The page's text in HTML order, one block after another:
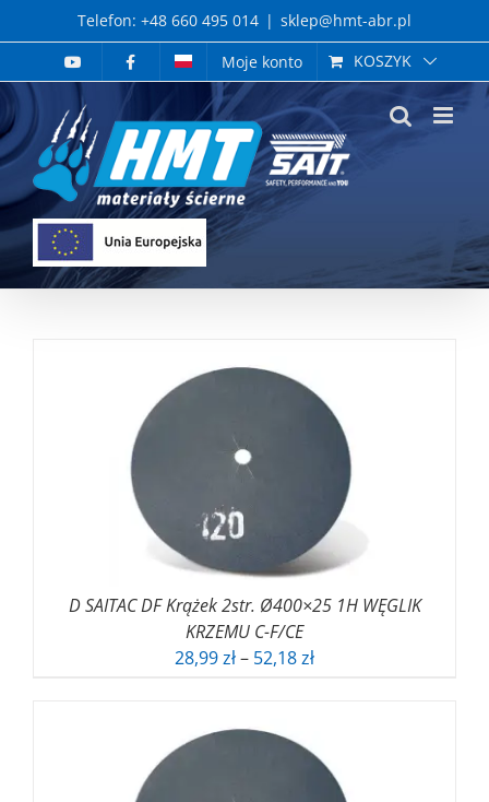
to
Telefon: +48 660 495 014 | sklep@hmt-abr.pl
Moje konto
KOSZYK
D SAITAC DF Krążek 2str. Ø400×25 1H WĘGLIK
KRZEMU C-F/CE
28,99zł– 52,18złZakres
do
52,18 zł